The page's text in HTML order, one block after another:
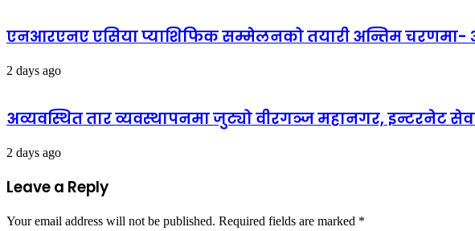
एनआरएनए एसिया प्याशिफिक सम्मेलनको तयारी अन्तिम
2 days ago
अव्यवस्थित तार व्यवस्थापनमा जुट्यो वीरगञ्ज महानगर, इन्टरनेट
2 days ago
Leave a Reply
Your email address will not be published. Required fields are marked *